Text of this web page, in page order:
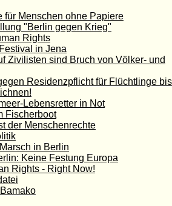
für Menschen ohne Papiere
"Berlin gegen Krieg"
Rights
in Jena
Zivilisten sind Bruch von Völker- und
Residenzpflicht für Flüchtlinge bis
Lebensretter in Not
Fischerboot
der Menschenrechte
in Berlin
Keine Festung Europa
Rights - Right Now!